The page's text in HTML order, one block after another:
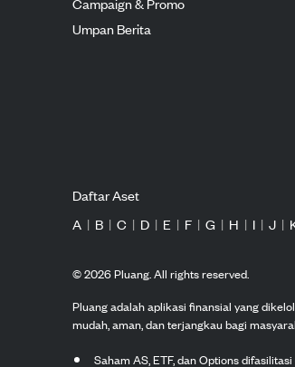
Umpan Berita
Daftar Aset
A | B | C | D | E | F | G | H | I | J |
©2026Pluang. All rights reserved.
Pluang adalah aplikasi finansial yang
mudah, aman, dan terjangkau bagi
Saham AS, ETF, dan Options